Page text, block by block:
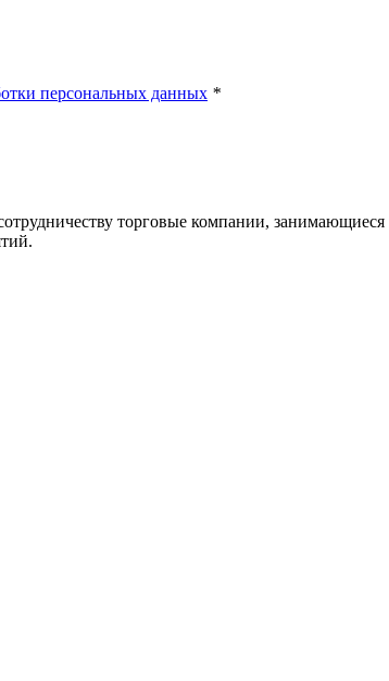
персональных данных *
торговые компании,